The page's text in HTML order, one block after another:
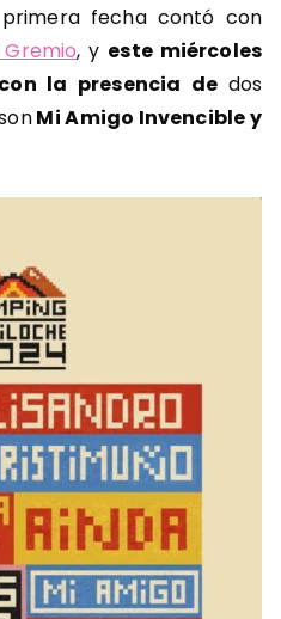
fecha contó con
Gremio, y este miércoles
la presencia de dos
Mi Amigo Invencible y